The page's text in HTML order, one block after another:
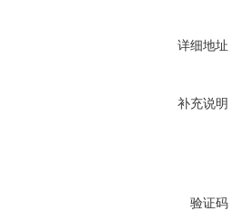
详细地址
补充说明
验证码